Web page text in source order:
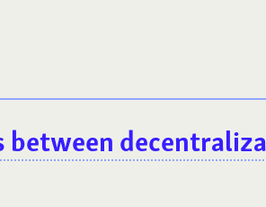
between